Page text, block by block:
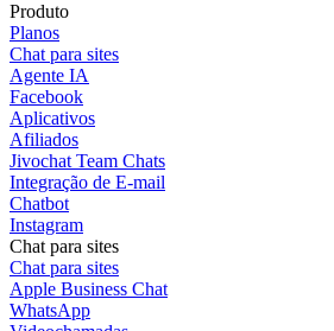
Produto
Planos
Chat para sites
Agente IA
Facebook
Aplicativos
Afiliados
Jivochat Team Chats
Integração de E-mail
Chatbot
Instagram
Chat para sites
Chat para sites
Apple Business Chat
WhatsApp